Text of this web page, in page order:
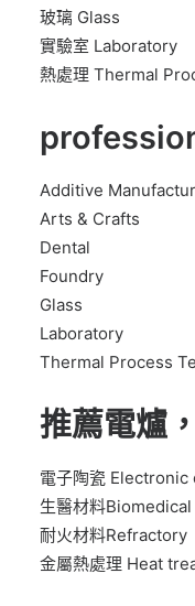
玻璃 Glass
實驗室 Laboratory
熱處理 Thermal
Additive
Arts & Crafts
Dental
Foundry
Glass
Laboratory
Thermal Process
推薦電爐
電子陶瓷 Electronic
生醫材料
耐火材料Refractory
金屬熱處理 Heat